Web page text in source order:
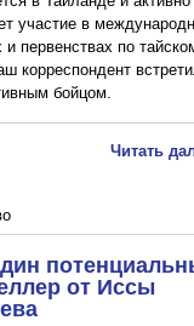
участие в
и первенствах по
корреспондент
бойцом.
Читать
от Иссы